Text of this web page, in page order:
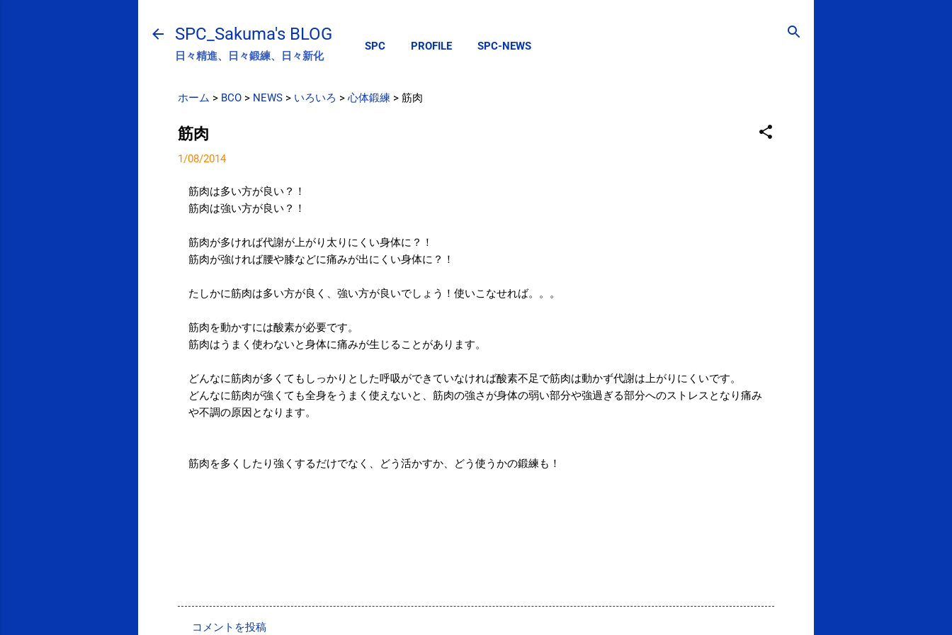
SPC_Sakuma's BLOG
日々精進、日々鍛練、日々新化
SPC PROFILE SPC-NEWS
ホーム > BCO > NEWS > いろいろ > 心体鍛練 > 筋肉
筋肉
1/08/2014
筋肉は多い方が良い？！
筋肉は強い方が良い？！
筋肉が多ければ代謝が上がり太りにくい身体に？！
筋肉が強ければ腰や膝などに痛みが出にくい身体に？！
たしかに筋肉は多い方が良く、強い方が良いでしょう！使いこなせれば。。。
筋肉を動かすには酸素が必要です。
筋肉はうまく使わないと身体に痛みが生じることがあります。
どんなに筋肉が多くてもしっかりとした呼吸ができていなければ酸素不足で筋肉は動かず代謝は上がりにくいです。
どんなに筋肉が強くても全身をうまく使えないと、筋肉の強さが身体の弱い部分や強過ぎる部分へのストレスとなり痛み
や不調の原因となります。
筋肉を多くしたり強くするだけでなく、どう活かすか、どう使うかの鍛練も！
コメントを投稿